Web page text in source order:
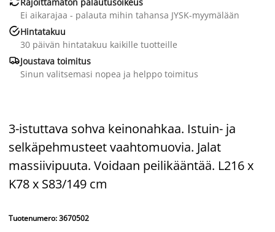
Ei aikarajaa - palauta mihin tahansa JYSK-myymälään
Hintatakuu
30 päivän hintatakuu kaikille tuotteille
Joustava toimitus
Sinun valitsemasi nopea ja helppo toimitus
3-istuttava sohva keinonahkaa. Istuin- ja
selkäpehmusteet vaahtomuovia. Jalat
massiivipuuta. Voidaan peilikääntää. L216 x
K78 x S83/149 cm
Tuotenumero: 3670502